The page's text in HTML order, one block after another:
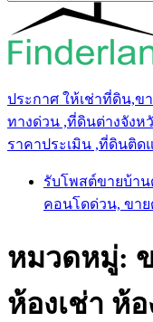
ประกาศ ให้เช่าที่ดิน,
ทางด่วน ,ที่ดินต่างจังห
ราคาประเมิน ,ที่ดินติ
รับโพสต์ขายบ้า
คอนโดด่วน, ขา
หมวดหมู่:
ห้องเช่า ห้